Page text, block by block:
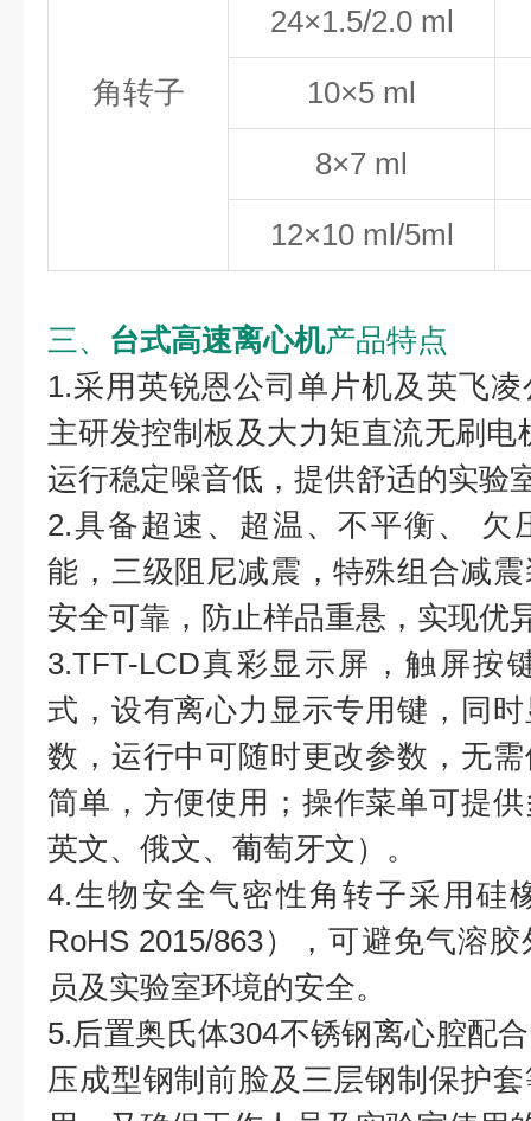
角转子
24×1.5/2.0 ml
10×5 ml
8×7 ml
12×10 ml/5ml
三、 台式高速离心机产品特点
1.采用英锐恩公司单片机及英飞
主研发控制板及大力矩直流无刷
运行稳定噪音低，提供舒适的实验
2.具备超速、超温、不平衡、 欠
能，三级阻尼减震，特殊组合减
安全可靠，防止样品重悬，实现优
3.TFT-LCD真彩显示屏，触屏按
式，设有离心力显示专用键，同
数，运行中可随时更改参数，无
简单，方便使用；操作菜单可提
英文、俄文、葡萄牙文）。
4.生物安全气密性角转子采用硅
RoHS 2015/863），可避免气溶
员及实验室环境的安全。
5.后置奥氏体304不锈钢离心腔配
压成型钢制前脸及三层钢制保护